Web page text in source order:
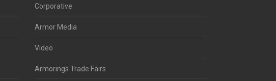
Corporative
Armor Media
Video
Armorings Trade Fairs